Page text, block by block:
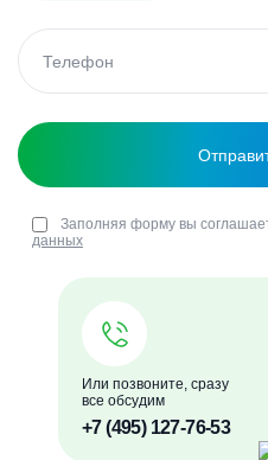
Или позвоните, сразу
все обсудим
+7 (495) 127-76-53
Заполняя форму вы
данных